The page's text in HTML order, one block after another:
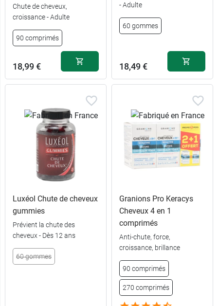
comprimés +
30 offerts
26,38 €
13,49 €
Chute de cheveux,
croissance - Adulte
90 comprimés
18,99 €
- Adulte
60 gommes
18,49 €
Luxéol Chute de cheveux
gummies
Prévient la chute des
cheveux - Dès 12 ans
60 gommes
Granions Pro Keracys
Cheveux 4 en 1
comprimés
Anti-chute, force,
croissance, brillance
90 comprimés
270 comprimés